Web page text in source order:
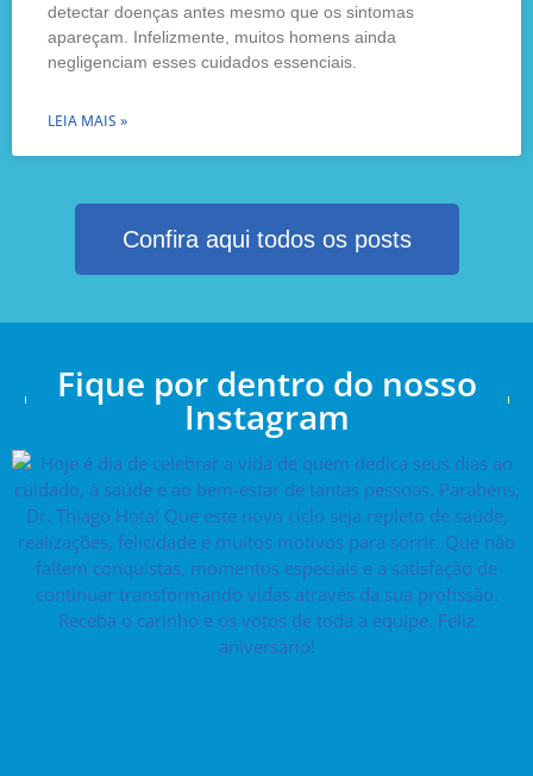
detectar doenças antes mesmo que os sintomas
apareçam. Infelizmente, muitos homens ainda
negligenciam esses cuidados essenciais.
LEIA MAIS »
Confira aqui todos os posts
Fique por dentro do nosso
Instagram